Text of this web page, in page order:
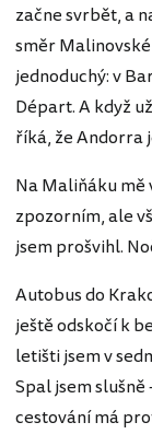
začne svrbět, a
směr
jednoduchý: v
Départ. A když
říká, že Andorra
Na Maliňáku mě
zpozorním, ale
jsem prošvihl.
Autobus do
ještě odskočí k
letišti jsem v
Spal jsem
cestování má